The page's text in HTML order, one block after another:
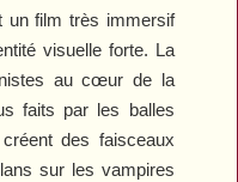
un film très immersif
visuelle forte. La
au cœur de la
faits par les balles
des faisceaux
sur les vampires